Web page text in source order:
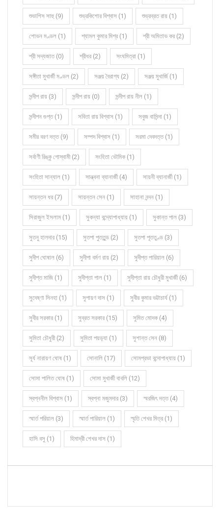
শুভাশিস সাহু (9) শুভ্রকিশোর বিশ্বাস (1) শুভ্রব্রত রায় (1)
শোভন মণ্ডল (1) শ্যামল কুমার মিশ্র (1) শ্রী অমিতাভ কর (2)
শ্রী সদ্যজাত (0) শ্রীধর (2) সংঘমিত্রা (1)
সঙ্গীতা মুখার্জী মণ্ডল (2) সঞ্জয় বৈরাগ্য (2) সঞ্জয় মুখার্জি (1)
সন্দীপ রায় (3) সন্দীপ রায় (0) সন্দীপ রায় নীল (1)
সন্দীপন গুপ্ত (1) সবিতা রায় বিশ্বাস (1) সবুজ বাসিন্দা (1)
সমীর বরণ দত্ত (9) সম্পদ বিশ্বাস (1) সরমা দেবদত্ত (1)
সর্বাণী রিঙ্কু গোস্বামী (2) সংহিতা ভৌমিক (1)
সংহিতা সান্যাল (1) সান্ত্বনা ব্যানার্জী (4) সায়নী ব্যানার্জী (1)
সায়ন্তন ধর (7) সায়ন্তন সেন (1) সাহানা নন্দন (1)
সিরাজুল ইসলাম (1) সুকন্যা বন্দ্যোপাধ্যায় (1) সুকান্ত পাল (3)
সুতনু হালদার (15) সুতপা পুততুন্ড (2) সুতপা পূততুণ্ড (3)
সুদীপ ঘোষাল (6) সুদীপা বর্মণ রায় (2) সুদীপ্ত পারিয়াল (6)
সুদীপ্ত মাজি (1) সুদীপ্তা পাল (1) সুদীপ্তা রায় চৌধুরী মুখার্জী (6)
সুদেষ্ণা সিনহা (1) সুপায়ণ দাস (1) সুবীর কুমার ভট্টাচার্য (1)
সুবীর সরকার (1) সুব্রত সরকার (15) সুমিত মোদক (4)
সুমিতা চৌধুরী (2) সুমিতা পয়ড়্যা (1) সুশান্ত সেন (8)
সূর্য নারায়ণ ঘোষ (1) সোনালি (17) সোমপ্রভা বন্দোপাধ্যায় (1)
সোমা পালিত ঘোষ (1) সোমা মুখার্জী বাবলি (12)
স্বপ্ননীল বিশ্বাস (1) স্বপ্না মজুমদার (3) স্মরজিৎ দত্ত (4)
স্মার্ত পরিয়াল (3) স্মার্ত পারিয়াল (1) স্মৃতি শেখর মিত্র (1)
হাসি বসু (1) হিমাদ্রী শেখর দাস (1)